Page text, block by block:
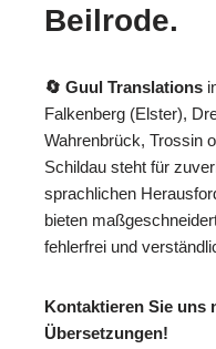
Beilrode.
🔄 Guul Translations
Falkenberg (Elster),
Wahrenbrück, Trossin
Schildau steht für
sprachlichen
bieten
fehlerfrei und
Kontaktieren Sie uns
Übersetzungen!